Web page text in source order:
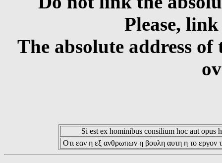
Please,
The absolute address
Si est ex hominibus consilium hoc aut opus
Οτι εαν η εξ ανθρωπων η βουλη αυτη η το εργον